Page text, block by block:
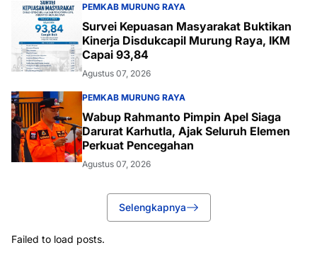
PEMKAB MURUNG RAYA
Survei Kepuasan Masyarakat Buktikan
Kinerja Disdukcapil Murung Raya, IKM
Capai 93,84
Agustus 07, 2026
PEMKAB MURUNG RAYA
Wabup Rahmanto Pimpin Apel Siaga
Darurat Karhutla, Ajak Seluruh Elemen
Perkuat Pencegahan
Agustus 07, 2026
Selengkapnya
Failed to load posts.